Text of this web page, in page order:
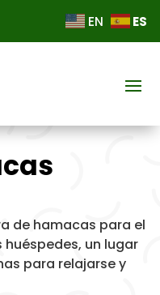
EN ES
de hamacas para el
huéspedes, un lugar
para relajarse y